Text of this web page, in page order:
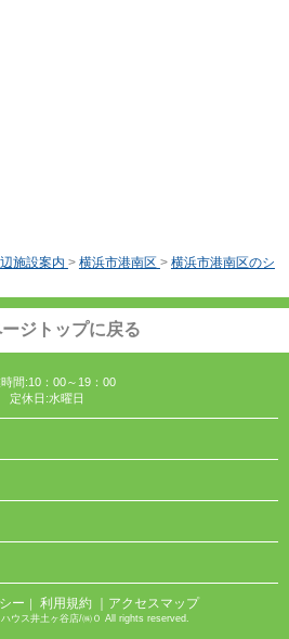
施設案内 > 横浜市港南区 > 横浜市港南区のシ
ジトップに戻る
間:10：00～19：00
定休日:水曜日
ー ｜ 利用規約 ｜アクセスマップ
ウス井土ヶ谷店/㈱０ All rights reserved.